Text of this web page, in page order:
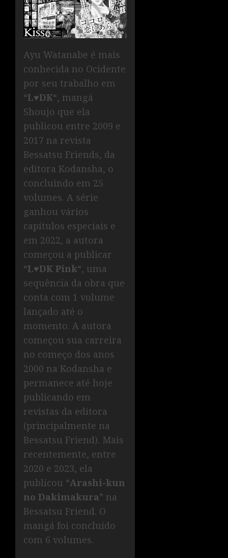
Ayu Watanabe é mais
conhecida no Ocidente
por seu trabalho em
“L♥DK“, mangá
Shoujo que ela
publicou entre 2009 e
2017 na revista
Bessatsu Friends, da
editora Kodansha, o
concluindo em 25
volumes. A série
ganhou vários
capítulos especiais e
em 2022, a autora
começou a publicar
“L♥DK Pink“, uma
sequência da obra que
conta com 1 volume
lançado até o
momento. A autora
começou sua carreira
no começo dos anos
2000 na Kodansha e
permanece até hoje
publicando em
revistas da editora
(principalmente na
Bessatsu Friend). Mais
recentemente, entre
2020 e 2023, ela
publicou “Arashi-kun
no Dakimakura” na
Bessatsu Friend. O
mangá foi concluído
com 6 volumes.